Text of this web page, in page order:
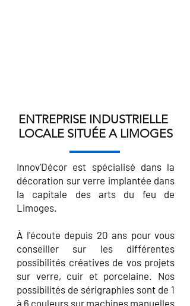
ENTREPRISE INDUSTRIELLE
LOCALE SITUÉE A LIMOGES
Innov'Décor est spécialisé dans la
décoration sur verre implantée dans
la capitale des arts du feu de
Limoges.
À l'écoute depuis 20 ans pour vous
conseiller sur les différentes
possibilités créatives de vos projets
sur verre, cuir et porcelaine. Nos
possibilités de sérigraphies sont de 1
à 6 couleurs sur machines manuelles